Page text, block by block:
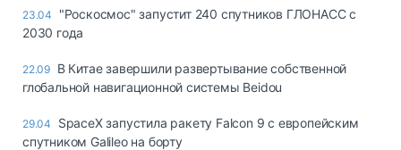
23.04
"Роскосмос" запустит 240 спутников ГЛОНАСС с
2030 года
22.09 В Китае завершили развертывание собственной
глобальной навигационной системы Beidou
29.04
SpaceX запустила ракету Falcon 9 с европейским
спутником Galileo на борту